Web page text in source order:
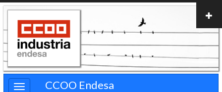
Pasar
contenido
principal
CCOO Endesa